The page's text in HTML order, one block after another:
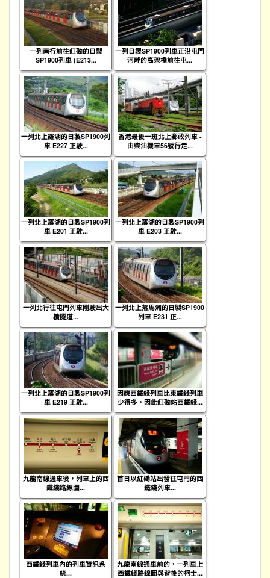
一列南行前往紅磡的日製
SP1900列車 (E213...
一列日製SP1900列車正沿屯門
河畔的高架橋前往屯...
一列北上羅湖的日製SP1900列
車 E227 正駛...
香港最後一班北上郵政列車 -
由柴油機車56號行走...
一列北上羅湖的日製SP1900列
車 E201 正駛...
一列北上羅湖的日製SP1900列
車 E203 正駛...
一列北行往屯門列車剛駛出大
欖隧道...
一列北上落馬洲的日製SP1900
列車 E231 正...
一列北上羅湖的日製SP1900列
車 E219 正駛...
因應西鐵綫列車比東鐵綫列車
少得多，因此紅磡站西鐵綫...
九龍南線通車後，列車上的西
鐵綫路線圖...
首日以紅磡站出發往屯門的西
鐵綫列車...
西鐵綫列車內的列車資訊系
統...
九龍南線通車前的，一列車上
西鐵綫路線圖與背後的柯士...